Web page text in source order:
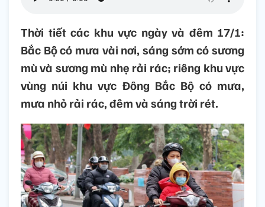
Thời tiết các khu vực ngày và đêm 17/1:
Bắc Bộ có mưa vài nơi, sáng sớm có sương
mù và sương mù nhẹ rải rác; riêng khu vực
vùng núi khu vực Đông Bắc Bộ có mưa,
mưa nhỏ rải rác, đêm và sáng trời rét.